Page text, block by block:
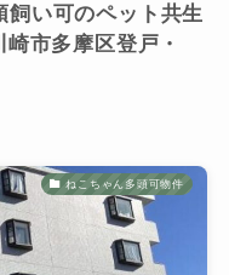
飼い可のペット共生
市多摩区登戸・
ねこちゃん多頭可物件